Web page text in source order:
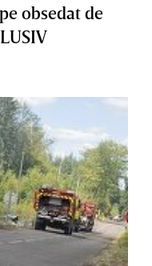
obsedat de